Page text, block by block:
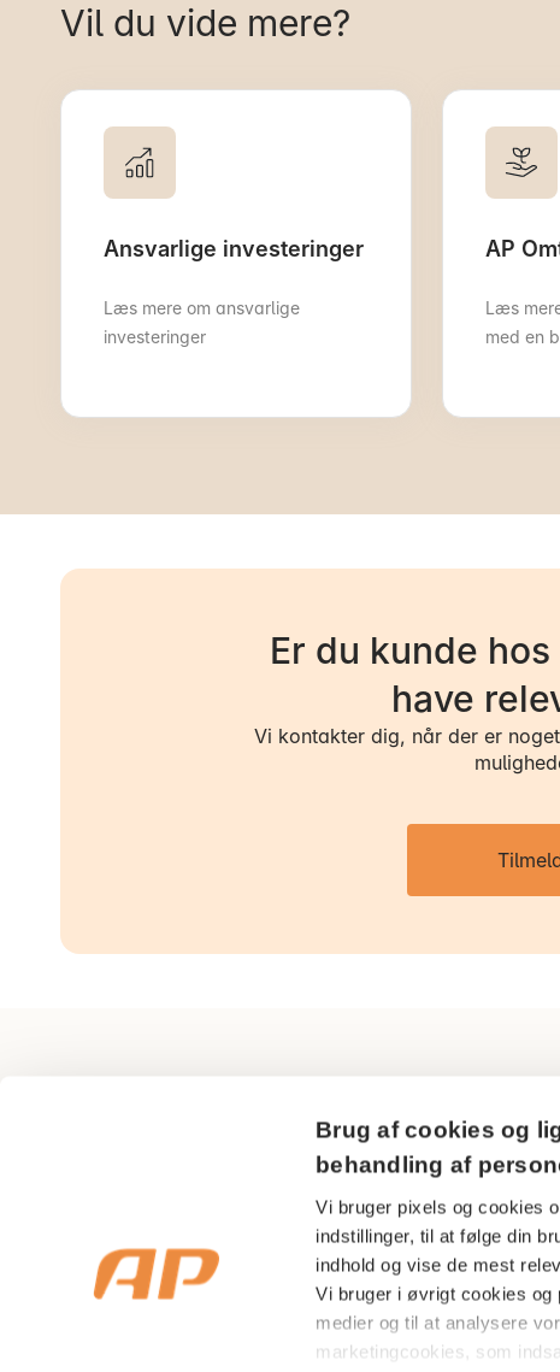
Brug af cookies og
behandling af
Vi bruger pixels og cookies
indstillinger, til at følge din
indhold og vise de mest
Vi bruger i øvrigt cookies
medier og til at analysere
marketingcookies, som
Vil du vide mere?
Ansvarlige investeringer
Læs mere om ansvarlige
investeringer
AP
Læs
med en
Er du kunde
have
Vi kontakter dig, når der er
AP Pension
Sundkrogsgade 29
2150 Nordhavn
CVR nr 18 53 08 99